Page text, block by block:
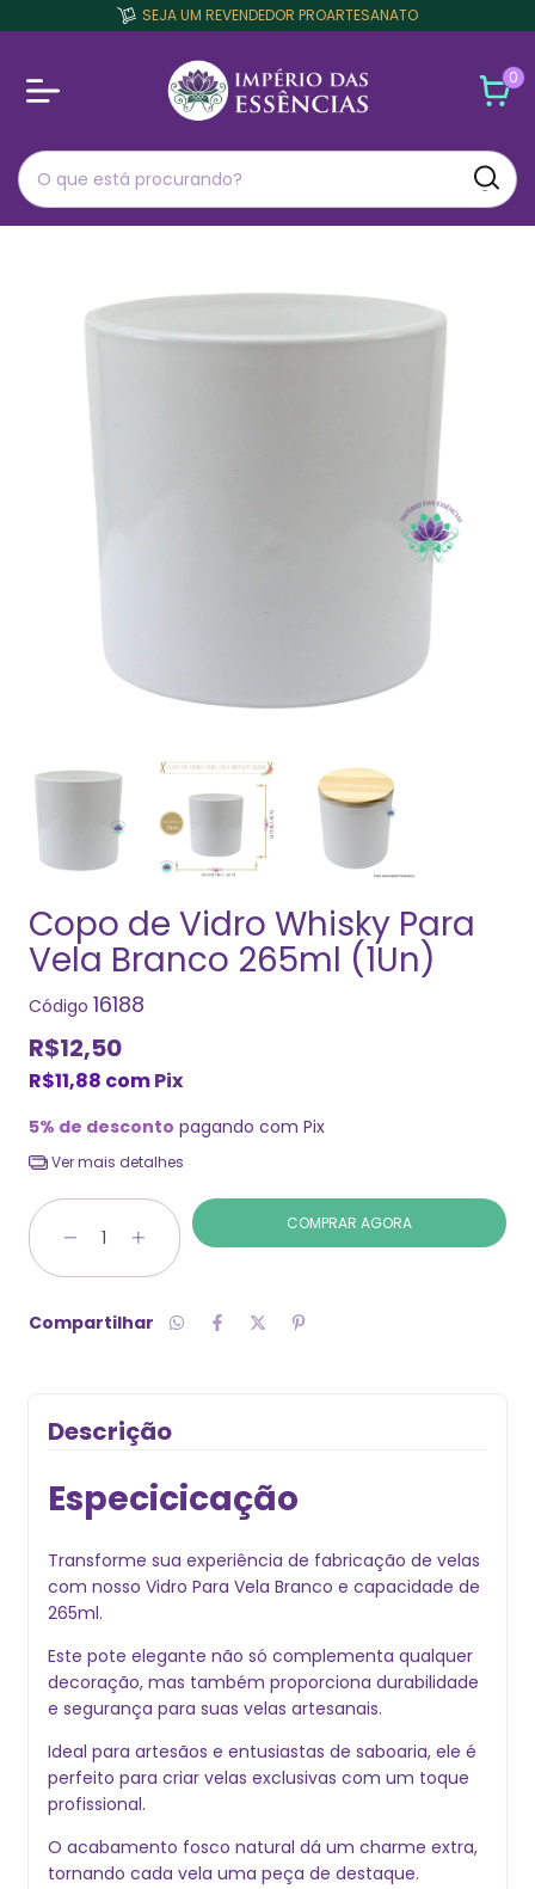
SEJA UM REVENDEDOR PROARTESANATO
0
Copo de Vidro Whisky Para
Vela Branco 265ml (1Un)
Código 16188
R$12,50
R$11,88 comPix
5% de desconto pagando com Pix
Ver mais detalhes
Compartilhar
Descrição
Especicicação
Transforme sua experiência de fabricação de velas
com nosso Vidro Para Vela Branco e capacidade de
265ml.
Este pote elegante não só complementa qualquer
decoração, mas também proporciona durabilidade
e segurança para suas velas artesanais.
Ideal para artesãos e entusiastas de saboaria, ele é
perfeito para criar velas exclusivas com um toque
profissional.
O acabamento fosco natural dá um charme extra,
tornando cada vela uma peça de destaque.